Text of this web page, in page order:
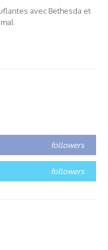
avec Bethesda et
followers
followers